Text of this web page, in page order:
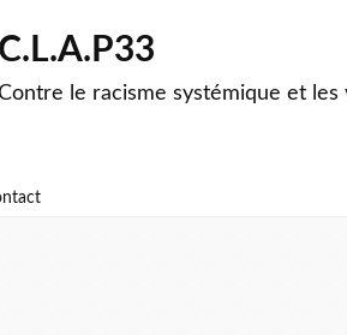
C.L.A.P33
le racisme systémique et les